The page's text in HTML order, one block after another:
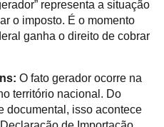
representa a situação
o imposto. É o momento
ganha o direito de cobrar
O fato gerador ocorre na
território nacional. Do
documental, isso acontece